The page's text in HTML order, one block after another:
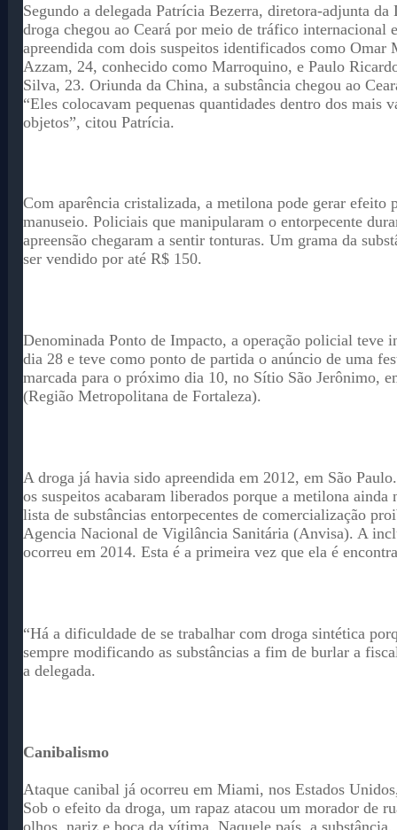
Segundo a delegada Patrícia Bezerra, diretora-adjunta
droga chegou ao Ceará por meio de tráfico internacional
apreendida com dois suspeitos identificados como Omar
Azzam, 24, conhecido como Marroquino, e Paulo
Silva, 23. Oriunda da China, a substância chegou ao
“Eles colocavam pequenas quantidades dentro dos mais
objetos”, citou Patrícia.
Com aparência cristalizada, a metilona pode gerar efeito
manuseio. Policiais que manipularam o entorpecente
apreensão chegaram a sentir tonturas. Um grama da
ser vendido por até R$ 150.
Denominada Ponto de Impacto, a operação policial teve
dia 28 e teve como ponto de partida o anúncio de uma
marcada para o próximo dia 10, no Sítio São Jerônimo,
(Região Metropolitana de Fortaleza).
A droga já havia sido apreendida em 2012, em São
os suspeitos acabaram liberados porque a metilona ainda
lista de substâncias entorpecentes de comercialização
Agencia Nacional de Vigilância Sanitária (Anvisa). A
ocorreu em 2014. Esta é a primeira vez que ela é
“Há a dificuldade de se trabalhar com droga sintética
sempre modificando as substâncias a fim de burlar a
a delegada.
Canibalismo
Ataque canibal já ocorreu em Miami, nos Estados
Sob o efeito da droga, um rapaz atacou um morador de
olhos, nariz e boca da vítima. Naquele país, a substância,